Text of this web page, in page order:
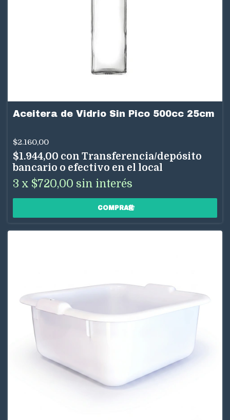
Aceitera de Vidrio Sin Pico 500cc 25cm
$2.160,00
$1.944,00 con Transferencia/depósito
bancario o efectivo en el local
3 x $720,00 sin interés